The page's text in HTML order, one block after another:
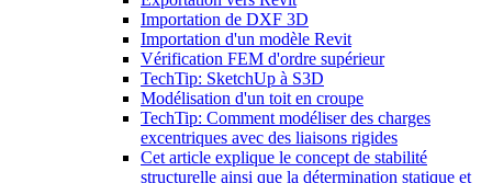
Importation de DXF 3D
Importation d'un modèle Revit
Vérification FEM d'ordre supérieur
TechTip: SketchUp à S3D
Modélisation d'un toit en croupe
TechTip: Comment modéliser des charges
excentriques avec des liaisons rigides
Cet article explique le concept de stabilité
structurelle ainsi que la détermination statique et